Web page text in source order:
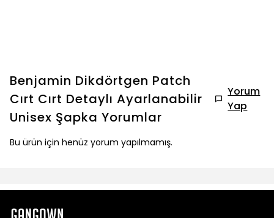
Benjamin Dikdörtgen Patch
Cırt Cırt Detaylı Ayarlanabilir
Unisex Şapka Yorumlar
Yorum
Yap
Bu ürün için henüz yorum yapılmamış.